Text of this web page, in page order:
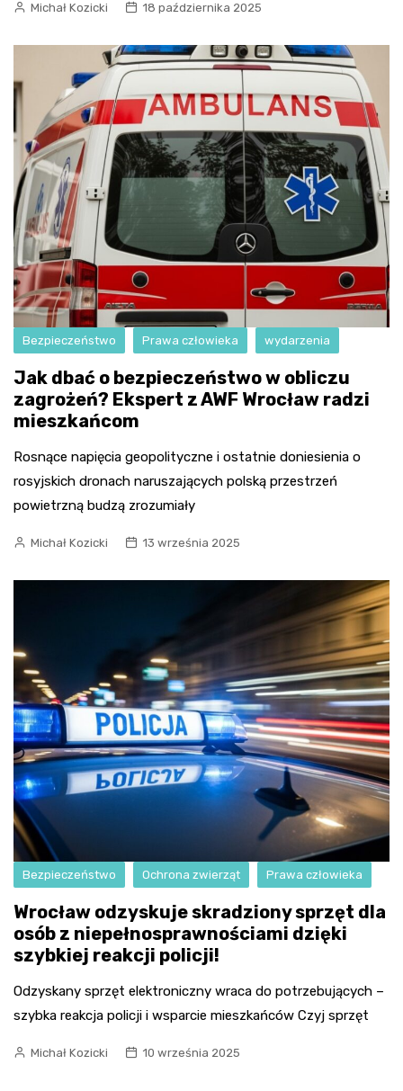
Michał Kozicki 18 października 2025
Bezpieczeństwo Prawa człowieka wydarzenia
Jak dbać o bezpieczeństwo w obliczu
zagrożeń? Ekspert z AWF Wrocław radzi
mieszkańcom
Rosnące napięcia geopolityczne i ostatnie doniesienia o
rosyjskich dronach naruszających polską przestrzeń
powietrzną budzą zrozumiały
Michał Kozicki 13 września 2025
Bezpieczeństwo Ochrona zwierząt Prawa człowieka
Wrocław odzyskuje skradziony sprzęt dla
osób z niepełnosprawnościami dzięki
szybkiej reakcji policji!
Odzyskany sprzęt elektroniczny wraca do potrzebujących –
szybka reakcja policji i wsparcie mieszkańców Czyj sprzęt
Michał Kozicki 10 września 2025